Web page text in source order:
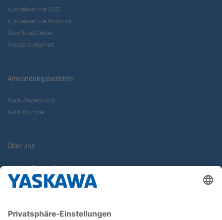
Kundenservice DMC
Kundenservice Robotics
Download Center
Produktsicherheit
Anwendungsberichte
Nach Anwendung
Nach Branche
Über uns
Yaskawa Europe GmbH
Karriere
Newsletter